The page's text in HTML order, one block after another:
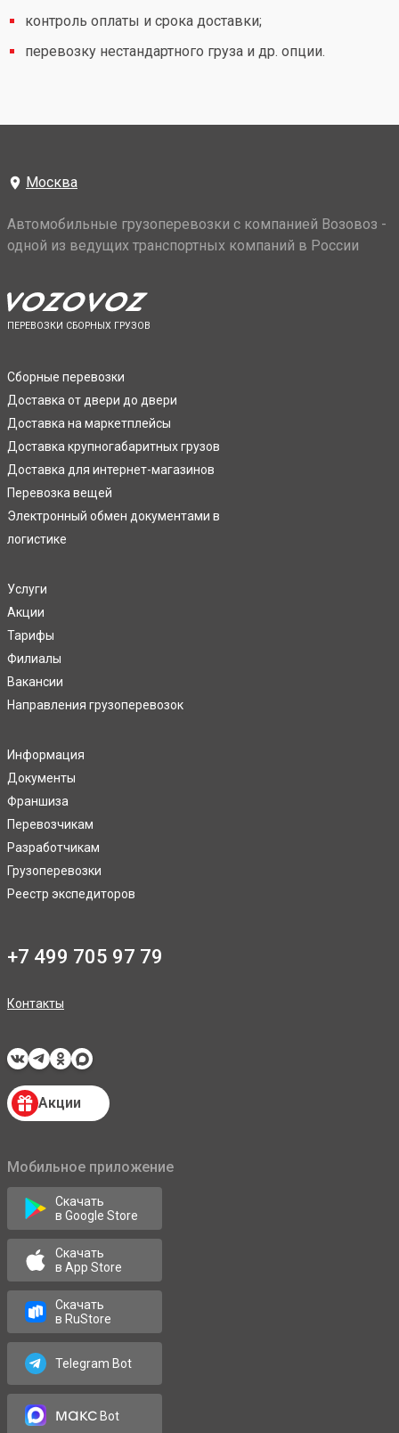
контроль оплаты и срока доставки;
перевозку нестандартного груза и др. опции.
Москва
Автомобильные грузоперевозки с компанией Возовоз -
одной из ведущих транспортных компаний в России
ПЕРЕВОЗКИ СБОРНЫХ ГРУЗОВ
Сборные перевозки
Доставка от двери до двери
Доставка на маркетплейсы
Доставка крупногабаритных грузов
Доставка для интернет-магазинов
Перевозка вещей
Электронный обмен документами в
логистике
Услуги
Акции
Тарифы
Филиалы
Вакансии
Направления грузоперевозок
Информация
Документы
Франшиза
Перевозчикам
Разработчикам
Грузоперевозки
Реестр экспедиторов
+7 499 705 97 79
Контакты
Акции
Мобильное приложение
Скачать
в Google Store
Скачать
в App Store
Скачать
в RuStore
Telegram Bot
максBot